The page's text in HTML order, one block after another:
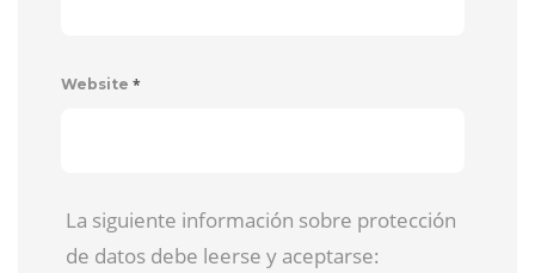
Website *
La siguiente información sobre protección
de datos debe leerse y aceptarse: